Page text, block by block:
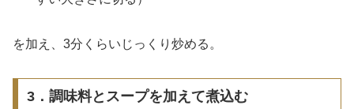
を加え、3分くらいじっくり炒める。
3．調味料とスープを加えて煮込む